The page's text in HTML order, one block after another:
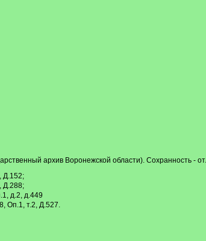
архив Воронежской области). Сохранность -
Д.152;
Д.288;
д.2, д.449
Оп.1, т.2, Д.527.